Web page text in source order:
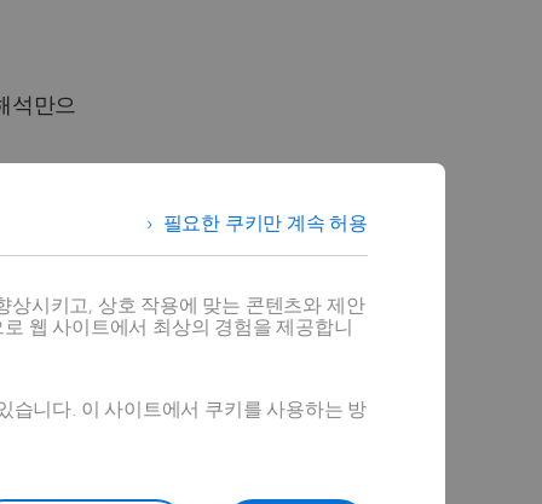
석만으
등에
로싱,
지하
로 ALE
필요한 쿠키만 계속 허용
상시키고, 상호 작용에 맞는 콘텐츠와 제안
웹 사이트에서 최상의 경험을 제공합니
습니다. 이 사이트에서 쿠키를 사용하는 방